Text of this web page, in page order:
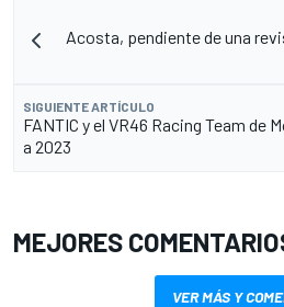
Acosta, pendiente de una
SIGUIENTE ARTÍCULO
FANTIC y el VR46 Racing Team de
a 2023
MEJORES
VER MÁS Y